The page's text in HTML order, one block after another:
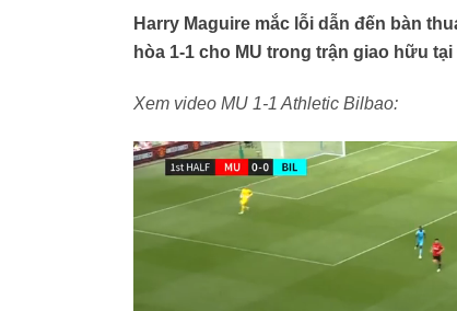
Harry Maguire mắc lỗi dẫn đến bàn
hòa 1-1 cho MU trong trận giao hữu tại
Xem video MU 1-1 Athletic Bilbao: